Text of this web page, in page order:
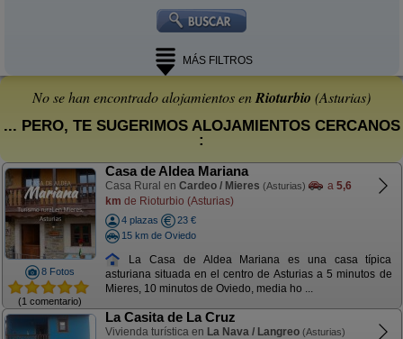
MÁS FILTROS
No se han encontrado alojamientos enRioturbio (Asturias)
... PERO, TE SUGERIMOS ALOJAMIENTOS CERCANOS
:
8 Fotos
(1 comentario)
Casa de Aldea Mariana
Casa Rural en Cardeo / Mieres (Asturias) a 5,6
km de Rioturbio (Asturias)
4 plazas
23 €
15 km de Oviedo
La Casa de Aldea Mariana es una casa típica
asturiana situada en el centro de Asturias a 5 minutos de
Mieres, 10 minutos de Oviedo, media ho ...
La Casita de La Cruz
Vivienda turística en La Nava / Langreo (Asturias)